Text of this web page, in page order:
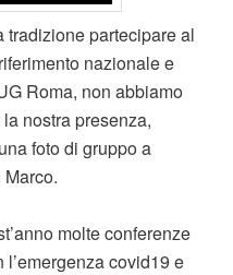
tradizione partecipare al
nazionale e
Roma, non abbiamo
nostra presenza,
foto di gruppo a
molte conferenze
covid19 e